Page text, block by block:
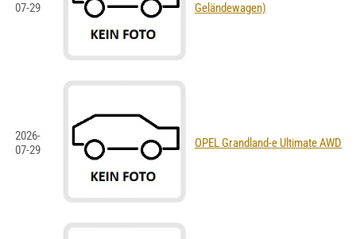
07-29
Geländewagen)
2026-
07-29
OPEL Grandland-e Ultimate AWD